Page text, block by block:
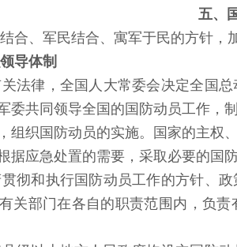
五、
合、军民结合、寓军于民的方针，
导体制
法律，全国人大常委会决定全国
委共同领导全国的国防动员工作，
组织国防动员的实施。国家的主权
据应急处置的需要，采取必要的国
彻和执行国防动员工作的方针、
关部门在各自的职责范围内，负